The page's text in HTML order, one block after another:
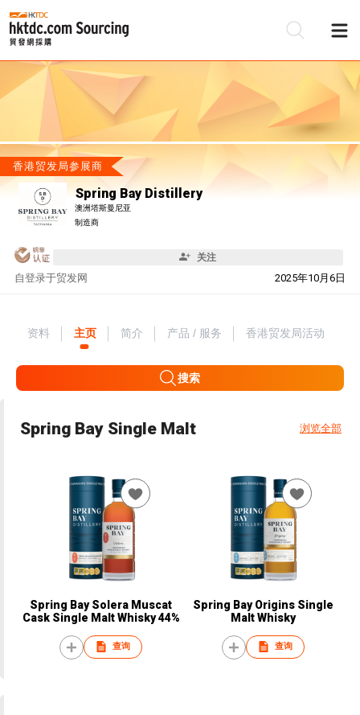
香港贸发局参展商
Spring Bay Distillery
澳洲塔斯曼尼亚
制造商
关注
自 2025年10月6日
登录于贸发网
资料 主页 简介 产品 / 服务 香港贸发局活动
搜索
Spring Bay Single Malt 浏览全部
Spring Bay Solera Muscat
Cask Single Malt Whisky 44%
查询
Spring Bay Origins Single
Malt Whisky
查询